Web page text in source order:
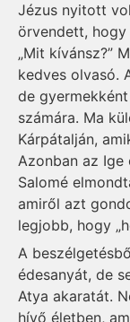
Jézus nyitott
örvendett,
„Mit kívánsz?”
kedves olvasó.
de
számára. Ma
Kárpátalján,
Azonban az Ige
Salomé
amiről azt
legjobb, hogy
A
édesanyát, de
Atya akaratát.
hívő életben,